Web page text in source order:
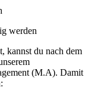
werden
kannst du nach dem
(M.A). Damit